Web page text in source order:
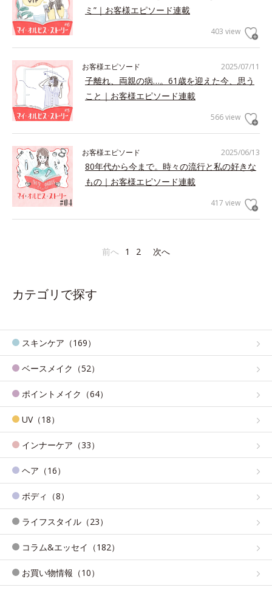
ミ”｜お客様エピソード連載
403 view
2025/07/11
お客様エピソード
子離れ、両親の病…。61歳を迎えた今、思う
こと｜お客様エピソード連載
566 view
2025/06/13
お客様エピソード
80年代から今まで。時々の流行と私の好きな
もの｜お客様エピソード連載
417 view
前へ 1 2 次へ
カテゴリで探す
スキンケア（169）
ベースメイク（52）
ポイントメイク（64）
UV（18）
インナーケア（33）
ヘア（16）
ボディ（8）
ライフスタイル（23）
コラム&エッセイ（182）
お買い物情報（10）